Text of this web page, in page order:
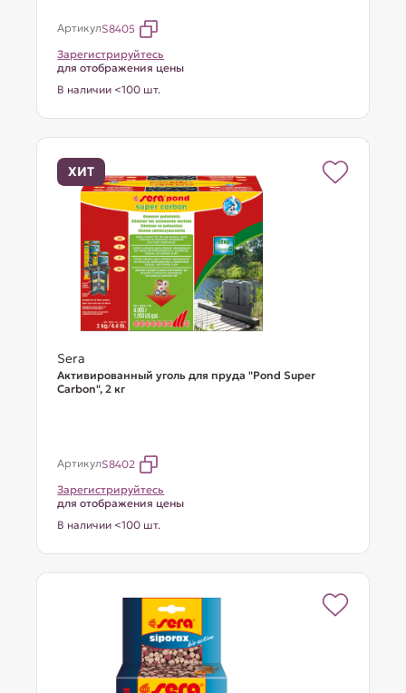
АртикулS8405
Зарегистрируйтесь
для отображения цены
В наличии <100 шт.
ХИТ
Sera
Активированный уголь для пруда "Pond Super
Carbon", 2 кг
АртикулS8402
Зарегистрируйтесь
для отображения цены
В наличии <100 шт.